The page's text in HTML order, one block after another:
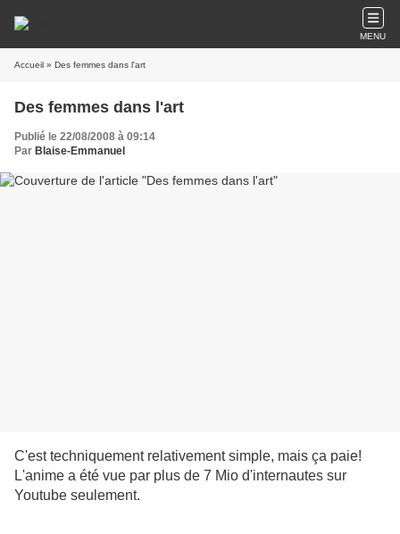
MENU
Accueil » Des femmes dans l'art
Des femmes dans l'art
Publié le 22/08/2008 à 09:14
Par Blaise-Emmanuel
C'est techniquement relativement simple, mais ça paie!
L'anime a été vue par plus de 7 Mio d'internautes sur
Youtube seulement.